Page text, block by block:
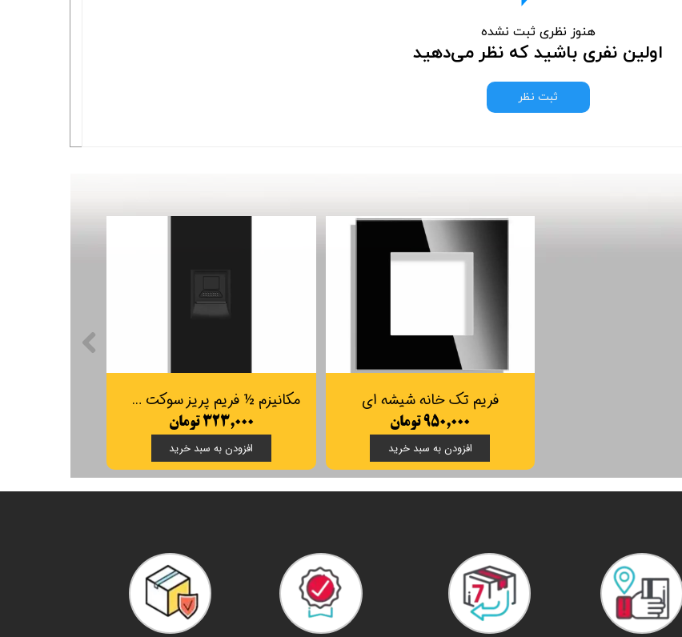
هنوز نظری ثبت نشده
اولین نفری باشید که نظر می‌دهید
ثبت نظر
مکانیزم ½ فریم پریز سوکت شبکه
۳۲۳,۰۰۰ تومان
افزودن به سبد خرید
فریم تک خانه شیشه ای
۹۵۰,۰۰۰ تومان
افزودن به سبد خرید